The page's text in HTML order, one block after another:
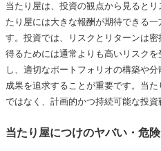
当たり屋は、投資の観点から見ると
たり屋には大きな報酬が期待できる
す。投資では、リスクとリターンは
得るためには通常よりも高いリスク
し、適切なポートフォリオの構築や
成果を追求することが重要です。当
ではなく、計画的かつ持続可能な投資
当たり屋につけのヤバい・危